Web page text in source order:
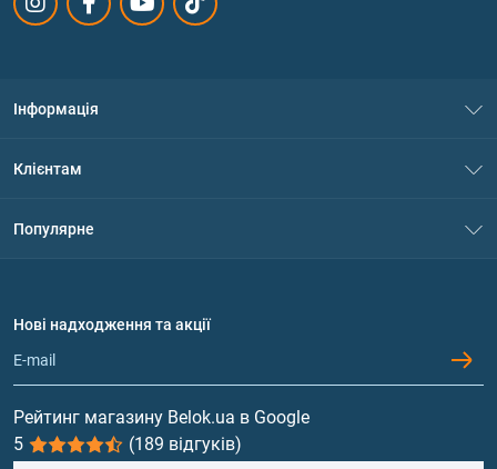
Інформація
Політика конфіденційності
Обмін та повернення
Клієнтам
Популярне
Протеїн
Гейнери
Вітаміни та мінерали
Риб'ячий жир, жирні кислоти
Нові надходження та акції
Рейтинг магазину Belok.ua в Google
5
(189 відгуків)